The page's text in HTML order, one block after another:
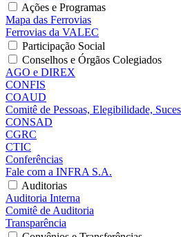
Ações e Programas
Mapa das Ferrovias
Ferrovias da VALEC
Participação Social
Conselhos e Órgãos Colegiados
AGO e DIREX
CONFIS
COAUD
Comitê de Pessoas, Elegibilidade,
CONSAD
CGRC
CTIC
Conferências
Fale com a INFRA S.A.
Auditorias
Auditoria Interna
Comitê de Auditoria
Transparência